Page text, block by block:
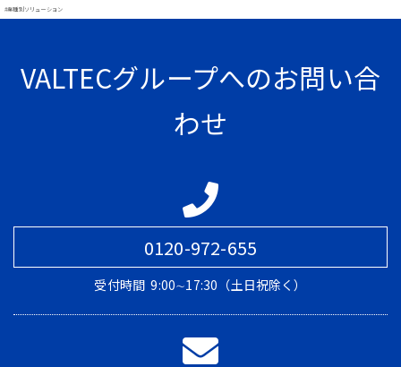
#業種別ソリューション
VALTECグループへのお問い合
わせ
0120-972-655
受付時間 9:00∼17:30（土日祝除く）